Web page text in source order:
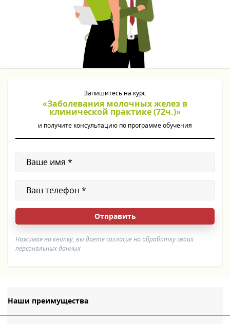
Запишитесь на курс
«Заболевания молочных желез в
клинической практике (72ч.)»
и получите консультацию по программе обучения
Нажимая на кнопку, вы даете согласие на обработку своих
персональных данных
Наши преимущества